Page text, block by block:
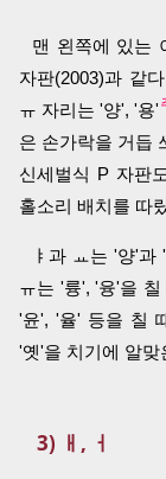
맨 왼쪽에 있는
자판(2003)과 같
ㅠ 자리는 '양', '용'
은 손가락을 거듭
신세벌식 P 자판
홀소리 배치를 따
ㅑ과 ㅛ는 '양'과
ㅠ는 '륭', '융'을
'윤', '율' 등을 칠
'옛'을 치기에 알맞
3) ㅐ, ㅓ